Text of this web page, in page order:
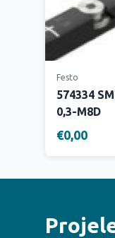
Festo
574334
0,3-M8D
€0,00